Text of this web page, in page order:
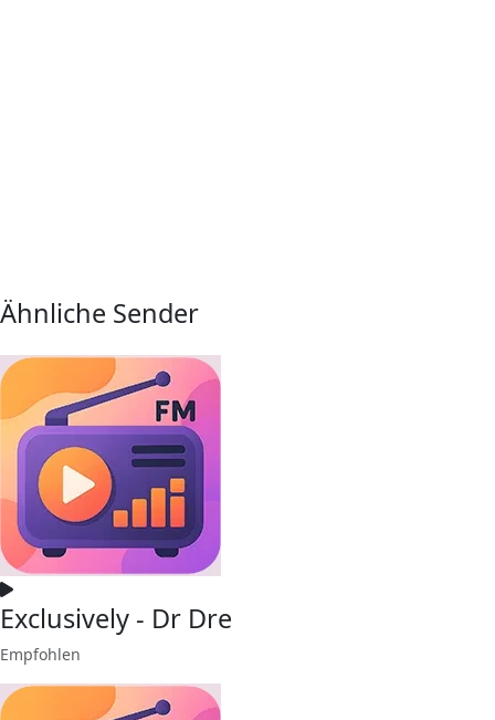
Ähnliche Sender
Exclusively - Dr Dre
Empfohlen